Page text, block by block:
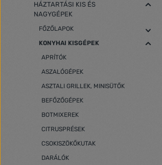
HÁZTARTÁSI KIS ÉS
NAGYGÉPEK
FŐZŐLAPOK
KONYHAI KISGÉPEK
APRÍTÓK
ASZALÓGÉPEK
ASZTALI GRILLEK, MINISÜTŐK
BEFŐZŐGÉPEK
BOTMIXEREK
CITRUSPRÉSEK
CSOKISZÖKŐKUTAK
DARÁLÓK